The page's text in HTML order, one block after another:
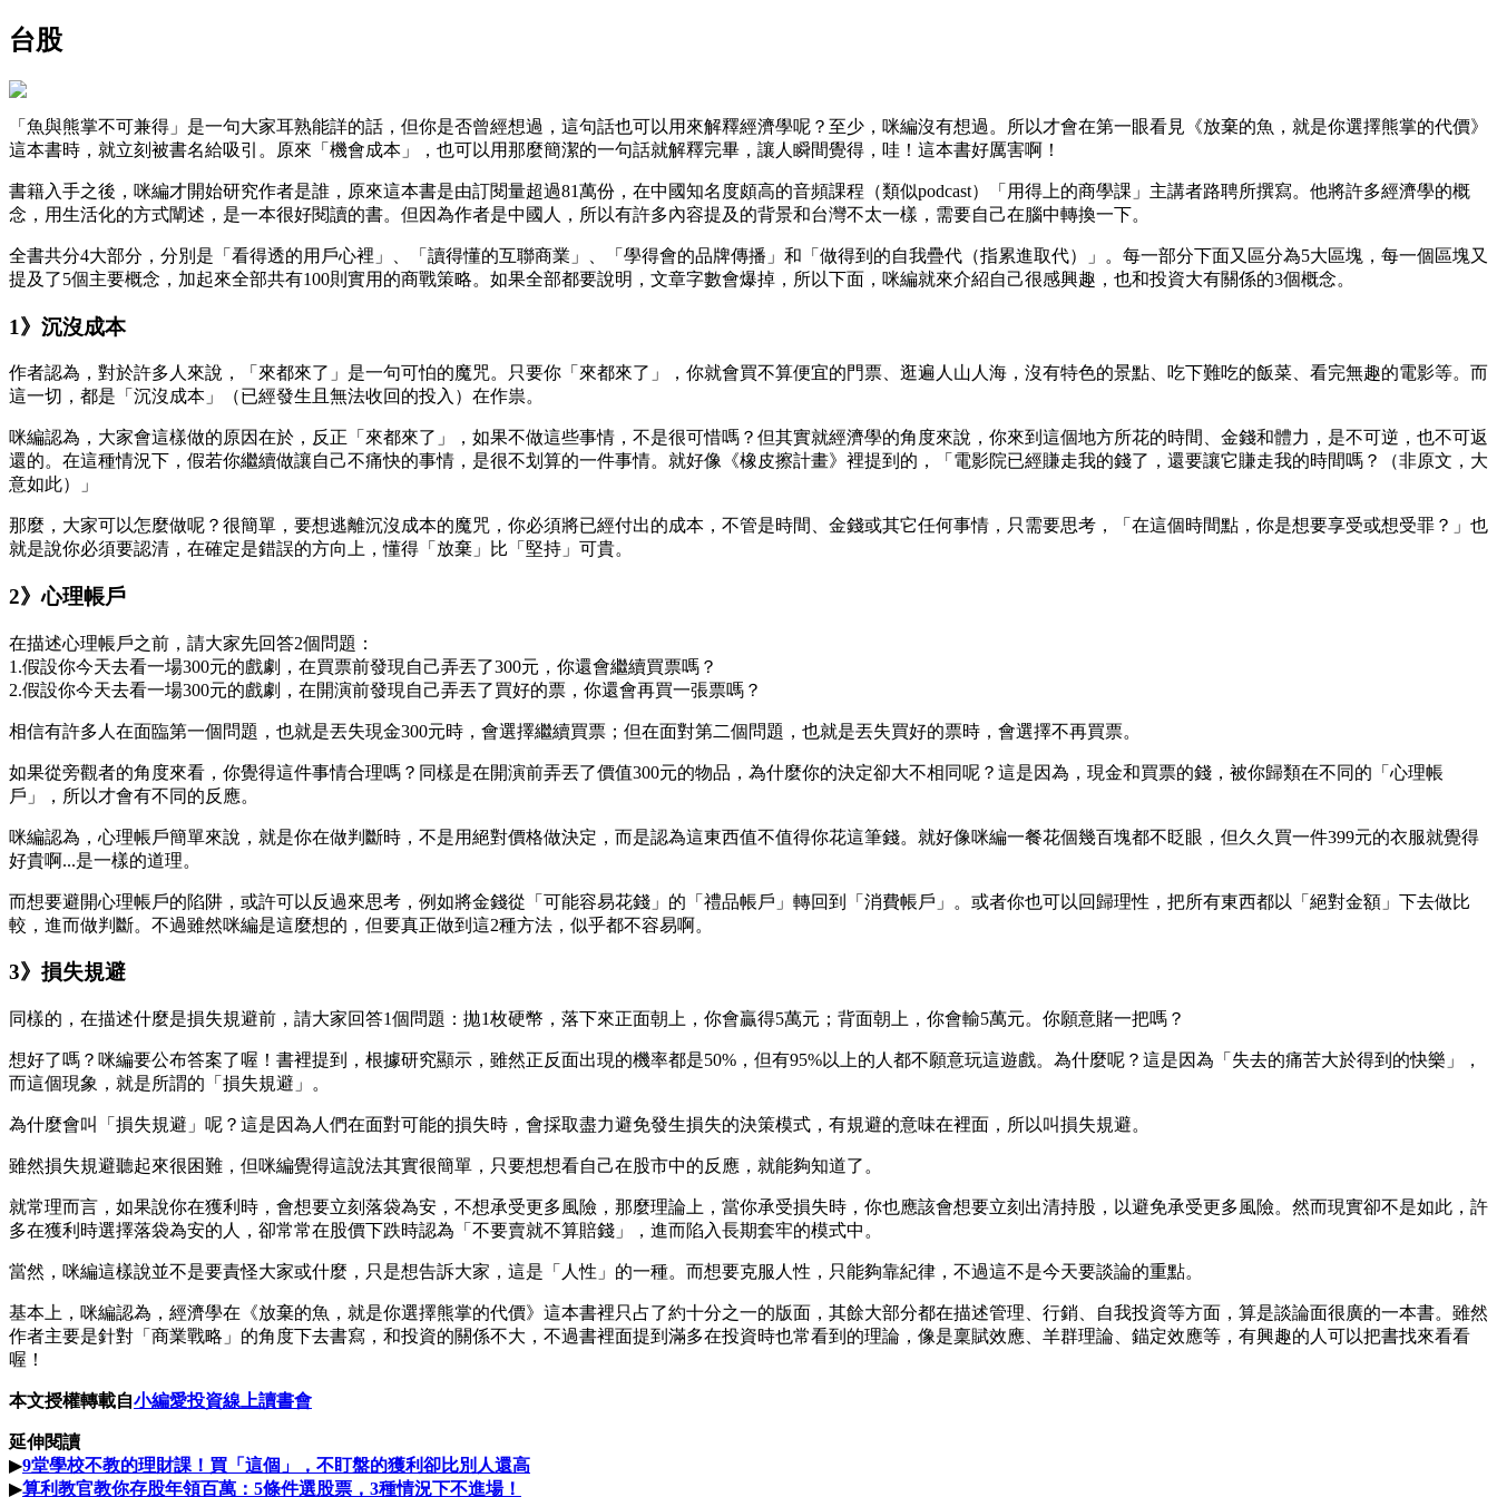
台股
「魚與熊掌不可兼得」是一句大家耳熟能詳的話，但你是否曾經想過，這句話也可以用來解釋經濟學呢？至少，咪編沒有想過。所以才會在第一眼看見《放棄的魚，就是你選擇熊掌的代價》
這本書時，就立刻被書名給吸引。原來「機會成本」，也可以用那麼簡潔的一句話就解釋完畢，讓人瞬間覺得，哇！這本書好厲害啊！
書籍入手之後，咪編才開始研究作者是誰，原來這本書是由訂閱量超過81萬份，在中國知名度頗高的音頻課程（類似podcast）「用得上的商學課」主講者路聘所撰寫。他將許多經濟學的概
念，用生活化的方式闡述，是一本很好閱讀的書。但因為作者是中國人，所以有許多內容提及的背景和台灣不太一樣，需要自己在腦中轉換一下。
全書共分4大部分，分別是「看得透的用戶心裡」、「讀得懂的互聯商業」、「學得會的品牌傳播」和「做得到的自我疊代（指累進取代）」。每一部分下面又區分為5大區塊，每一個區塊又
提及了5個主要概念，加起來全部共有100則實用的商戰策略。如果全部都要說明，文章字數會爆掉，所以下面，咪編就來介紹自己很感興趣，也和投資大有關係的3個概念。
1》沉沒成本
作者認為，對於許多人來說，「來都來了」是一句可怕的魔咒。只要你「來都來了」，你就會買不算便宜的門票、逛遍人山人海，沒有特色的景點、吃下難吃的飯菜、看完無趣的電影等。而
這一切，都是「沉沒成本」（已經發生且無法收回的投入）在作祟。
咪編認為，大家會這樣做的原因在於，反正「來都來了」，如果不做這些事情，不是很可惜嗎？但其實就經濟學的角度來說，你來到這個地方所花的時間、金錢和體力，是不可逆，也不可返
還的。在這種情況下，假若你繼續做讓自己不痛快的事情，是很不划算的一件事情。就好像《橡皮擦計畫》裡提到的，「電影院已經賺走我的錢了，還要讓它賺走我的時間嗎？（非原文，大
意如此）」
那麼，大家可以怎麼做呢？很簡單，要想逃離沉沒成本的魔咒，你必須將已經付出的成本，不管是時間、金錢或其它任何事情，只需要思考，「在這個時間點，你是想要享受或想受罪？」也
就是說你必須要認清，在確定是錯誤的方向上，懂得「放棄」比「堅持」可貴。
2》心理帳戶
在描述心理帳戶之前，請大家先回答2個問題：
1.假設你今天去看一場300元的戲劇，在買票前發現自己弄丟了300元，你還會繼續買票嗎？
2.假設你今天去看一場300元的戲劇，在開演前發現自己弄丟了買好的票，你還會再買一張票嗎？
相信有許多人在面臨第一個問題，也就是丟失現金300元時，會選擇繼續買票；但在面對第二個問題，也就是丟失買好的票時，會選擇不再買票。
如果從旁觀者的角度來看，你覺得這件事情合理嗎？同樣是在開演前弄丟了價值300元的物品，為什麼你的決定卻大不相同呢？這是因為，現金和買票的錢，被你歸類在不同的「心理帳
戶」，所以才會有不同的反應。
咪編認為，心理帳戶簡單來說，就是你在做判斷時，不是用絕對價格做決定，而是認為這東西值不值得你花這筆錢。就好像咪編一餐花個幾百塊都不眨眼，但久久買一件399元的衣服就覺得
好貴啊...是一樣的道理。
而想要避開心理帳戶的陷阱，或許可以反過來思考，例如將金錢從「可能容易花錢」的「禮品帳戶」轉回到「消費帳戶」。或者你也可以回歸理性，把所有東西都以「絕對金額」下去做比
較，進而做判斷。不過雖然咪編是這麼想的，但要真正做到這2種方法，似乎都不容易啊。
3》損失規避
同樣的，在描述什麼是損失規避前，請大家回答1個問題：拋1枚硬幣，落下來正面朝上，你會贏得5萬元；背面朝上，你會輸5萬元。你願意賭一把嗎？
想好了嗎？咪編要公布答案了喔！書裡提到，根據研究顯示，雖然正反面出現的機率都是50%，但有95%以上的人都不願意玩這遊戲。為什麼呢？這是因為「失去的痛苦大於得到的快樂」，
而這個現象，就是所謂的「損失規避」。
為什麼會叫「損失規避」呢？這是因為人們在面對可能的損失時，會採取盡力避免發生損失的決策模式，有規避的意味在裡面，所以叫損失規避。
雖然損失規避聽起來很困難，但咪編覺得這說法其實很簡單，只要想想看自己在股市中的反應，就能夠知道了。
就常理而言，如果說你在獲利時，會想要立刻落袋為安，不想承受更多風險，那麼理論上，當你承受損失時，你也應該會想要立刻出清持股，以避免承受更多風險。然而現實卻不是如此，許
多在獲利時選擇落袋為安的人，卻常常在股價下跌時認為「不要賣就不算賠錢」，進而陷入長期套牢的模式中。
當然，咪編這樣說並不是要責怪大家或什麼，只是想告訴大家，這是「人性」的一種。而想要克服人性，只能夠靠紀律，不過這不是今天要談論的重點。
基本上，咪編認為，經濟學在《放棄的魚，就是你選擇熊掌的代價》這本書裡只占了約十分之一的版面，其餘大部分都在描述管理、行銷、自我投資等方面，算是談論面很廣的一本書。雖然
作者主要是針對「商業戰略」的角度下去書寫，和投資的關係不大，不過書裡面提到滿多在投資時也常看到的理論，像是稟賦效應、羊群理論、錨定效應等，有興趣的人可以把書找來看看
喔！
本文授權轉載自小編愛投資線上讀書會
延伸閱讀
▶9堂學校不教的理財課！買「這個」，不盯盤的獲利卻比別人還高
▶算利教官教你存股年領百萬：5條件選股票，3種情況下不進場！